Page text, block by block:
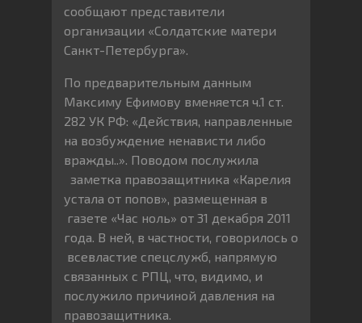
сообщают представители
организации «Солдатские матери
Санкт-Петербурга».
По предварительным данным
Максиму Ефимову вменяется ч.1 ст.
282 УК РФ: «Действия, направленные
на возбуждение ненависти либо
вражды..». Поводом послужила
заметка правозащитника «Карелия
устала от попов», размещенная в
газете «Час ноль» от 31 декабря 2011
года. В ней, в частности, говорилось о
всевластие спецслужб, напрямую
связанных с РПЦ, что, видимо, и
послужило причиной давления на
правозащитника.